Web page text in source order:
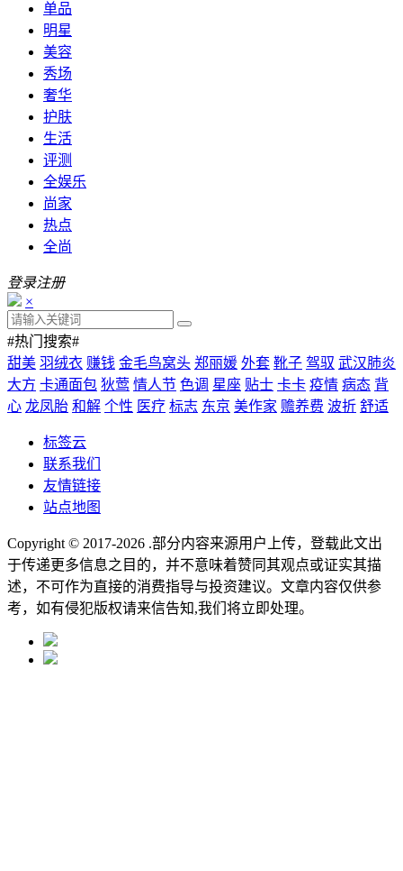
单品
明星
美容
秀场
奢华
护肤
生活
评测
全娱乐
尚家
热点
全尚
登录注册
×
#热门搜索#
甜美 羽绒衣 赚钱 金毛鸟窝头 郑丽媛 外套 靴子 驾驭 武汉肺炎
大方 卡通面包 狄莺 情人节 色调 星座 贴士 卡卡 疫情 病态 背
心 龙凤胎 和解 个性 医疗 标志 东京 美作家 赡养费 波折 舒适
标签云
联系我们
友情链接
站点地图
Copyright © 2017-2026 .部分内容来源用户上传，登载此文出
于传递更多信息之目的，并不意味着赞同其观点或证实其描
述，不可作为直接的消费指导与投资建议。文章内容仅供参
考，如有侵犯版权请来信告知,我们将立即处理。